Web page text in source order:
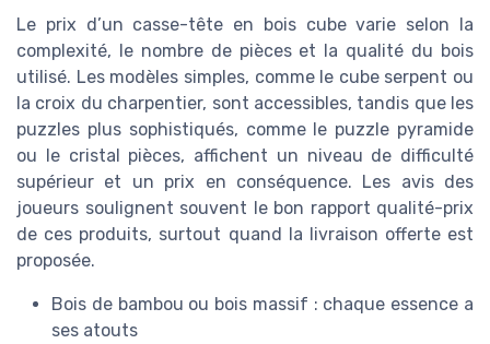
Le prix d’un casse-tête en bois cube varie selon la
complexité, le nombre de pièces et la qualité du bois
utilisé. Les modèles simples, comme le cube serpent ou
la croix du charpentier, sont accessibles, tandis que les
puzzles plus sophistiqués, comme le puzzle pyramide
ou le cristal pièces, affichent un niveau de difficulté
supérieur et un prix en conséquence. Les avis des
joueurs soulignent souvent le bon rapport qualité-prix
de ces produits, surtout quand la livraison offerte est
proposée.
Bois de bambou ou bois massif : chaque essence a
ses atouts